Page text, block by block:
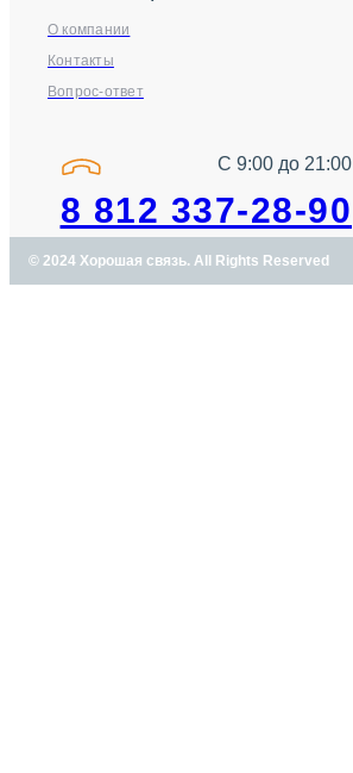
О компании
Контакты
Вопрос-ответ
С 9:00 до 21:00
8 812 337-28-90
© 2024 Хорошая связь. All Rights Reserved